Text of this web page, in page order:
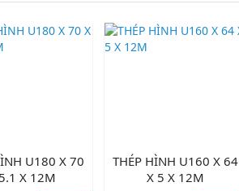
U180 X 70
X 12M
THÉP HÌNH U160 X 64
X 5 X 12M